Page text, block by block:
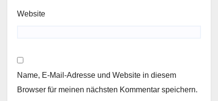
Website
Name, E-Mail-Adresse und Website in diesem
Browser für meinen nächsten Kommentar speichern.